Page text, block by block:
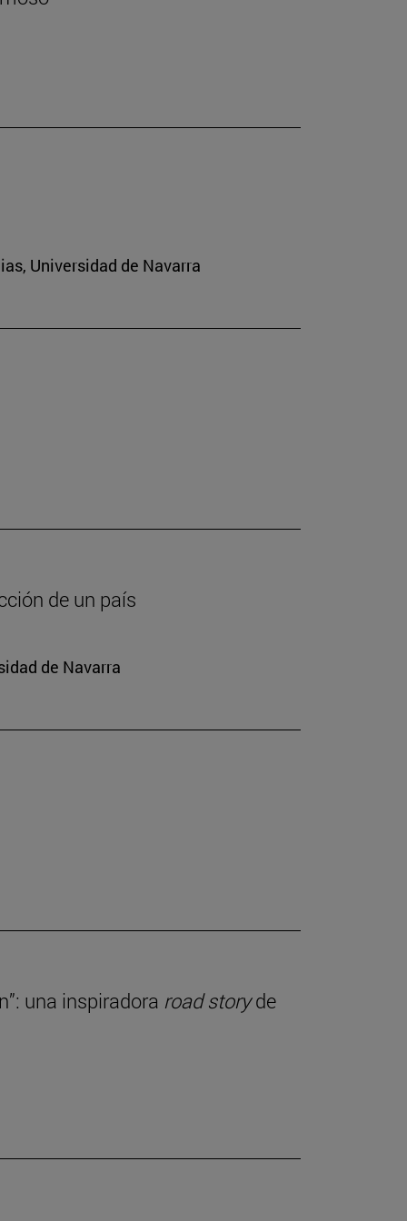
Universidad de Navarra
de un país
de Navarra
una inspiradora road storyde